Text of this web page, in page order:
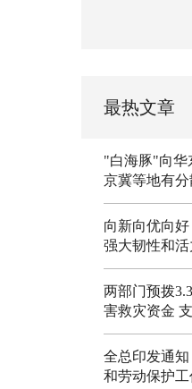
最热文章
"白海豚"向华
京冀等地有
向新向优向
强大韧性和活
两部门预拨
害救灾资金
全总印发通
和劳动保护工